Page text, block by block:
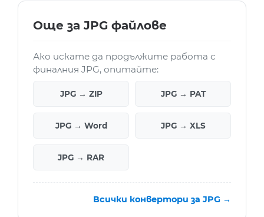
Още за JPG файлове
Ако искате да продължите работа с
финалния JPG, опитайте:
JPG → ZIP JPG → PAT
JPG → Word JPG → XLS
JPG → RAR
Всички конвертори за JPG →